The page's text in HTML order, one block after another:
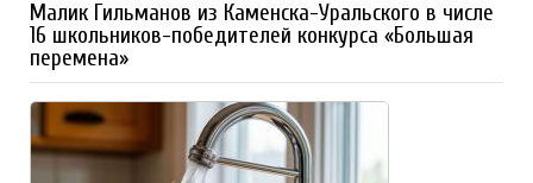
Малик Гильманов из Каменска-Уральского в числе
16 школьников-победителей конкурса «Большая
перемена»